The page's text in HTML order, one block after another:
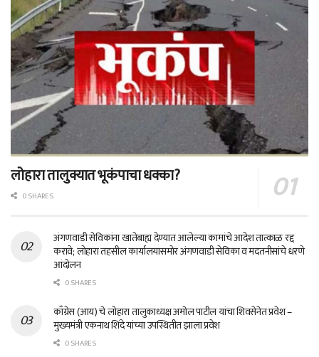
लोहारा तालुक्यात भूकंपाचा धक्का?
0 SHARES
अंगणवाडी सेविकांना खातेबाह्य देण्यात आलेल्या कामांचे आदेश तात्काळ रद्द
करावे; लोहारा तहसील कार्यालयासमोर अंगणवाडी सेविका व मदतनीसांचे धरणे
आंदोलन
0 SHARES
काँग्रेस (आय) चे लोहारा तालुकाध्यक्ष अमोल पाटील यांचा शिवसेनेत प्रवेश –
मुख्यमंत्री एकनाथ शिंदे यांच्या उपस्थितीत झाला प्रवेश
0 SHARES